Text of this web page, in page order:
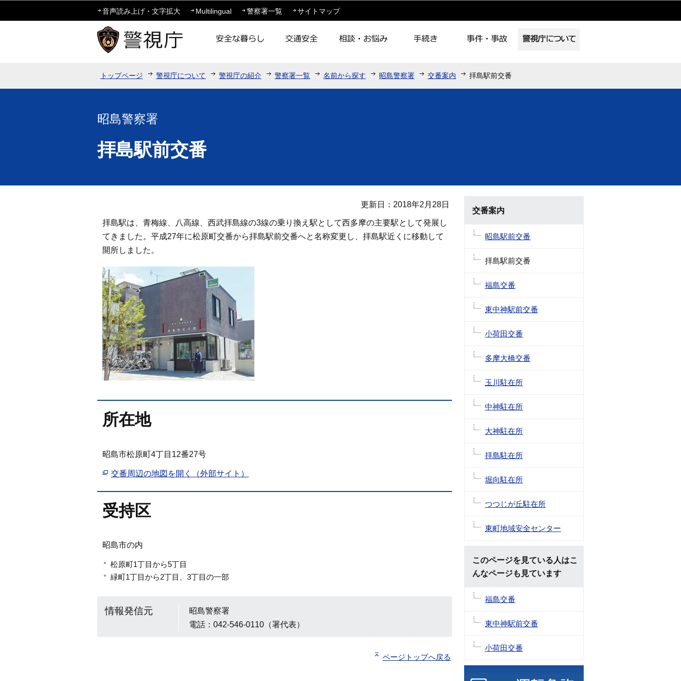
このページの本文へ移動
音声読み上げ・文字拡大 Multilingual 警察署一覧 サイトマップ
トップページ 警視庁について 警視庁の紹介 警察署一覧 名前から探す 昭島警察署 交番案内 拝島駅前交番
昭島警察署
拝島駅前交番
更新日：2018年2月28日
拝島駅は、青梅線、八高線、西武拝島線の3線の乗り換え駅として西多摩の主要駅として発展し
てきました。平成27年に松原町交番から拝島駅前交番へと名称変更し、拝島駅近くに移動して
開所しました。
所在地
昭島市松原町4丁目12番27号
交番周辺の地図を開く（外部サイト）
受持区
昭島市の内
松原町1丁目から5丁目
緑町1丁目から2丁目、3丁目の一部
情報発信元
昭島警察署
電話：042-546-0110（署代表）
ページトップへ戻る
交番案内
昭島駅前交番
拝島駅前交番
福島交番
東中神駅前交番
小荷田交番
多摩大橋交番
玉川駐在所
中神駐在所
大神駐在所
拝島駐在所
堀向駐在所
つつじが丘駐在所
東町地域安全センター
このページを見ている人はこ
んなページも見ています
福島交番
東中神駅前交番
小荷田交番